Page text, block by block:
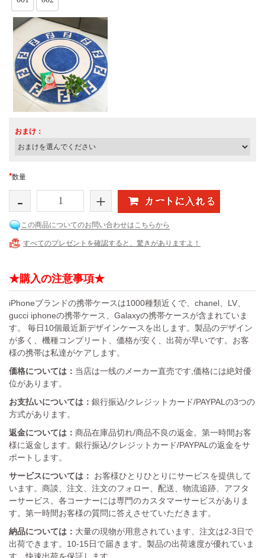
おまけ：
*数量
- +
この商品についてのお問い合わせはこちらから
すべてのプレゼントを確認すると、驚きがありますよ！
★購入の注意事項★
iPhoneブランドの携帯ケースは1000種類近くで、chanel、LV、
gucci iphoneの携帯ケース、Galaxyの携帯ケースが含まれていま
す。 毎日10個最近新デザインケースを出します。製品のデザイン
が多く、機種コンプリート、価格が安く、出荷が早いです。お客
様の携帯は私達がケアします。
価格については： 当店は一线のメーカー直売です,価格には絶対優
位があります。
お支払いについては： 銀行振込/クレジットカード/PAYPALの3つの
方式があります。
返金については： 商品在庫品切れ/商品不良の返金。第一時間お客
様に返金します。銀行振込/クレジットカード/PAYPALの返金をサ
ポートします。
サービスについては：
お客様ひとりひとりにサービスを提供して
います。商談、注文、注文のフォロー、配送、物流追跡、アフタ
ーサービス。各コーナーには専門のカスタマーサービスがありま
す。第一時間お客様の質問に答えさせていただきます。
納品については： 大量の現物が用意されています、注文は2-3日で
出荷できます。10-15日で届きます。製品の出荷速度が優れていま